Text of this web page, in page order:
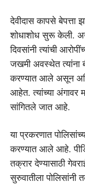
देवीदास कापसे बेपत्ता
शोधाशोध सुरू केली.
दिवसांनी त्यांची
जखमी अवस्थेत त्यांना
करण्यात आले असून
आहेत. त्यांच्या अंगावर
सांगितले जात आहे.
या प्रकरणात
करण्यात आले आहे.
तक्रार देण्यासाठी
सुरुवातीला पोलिसांनी